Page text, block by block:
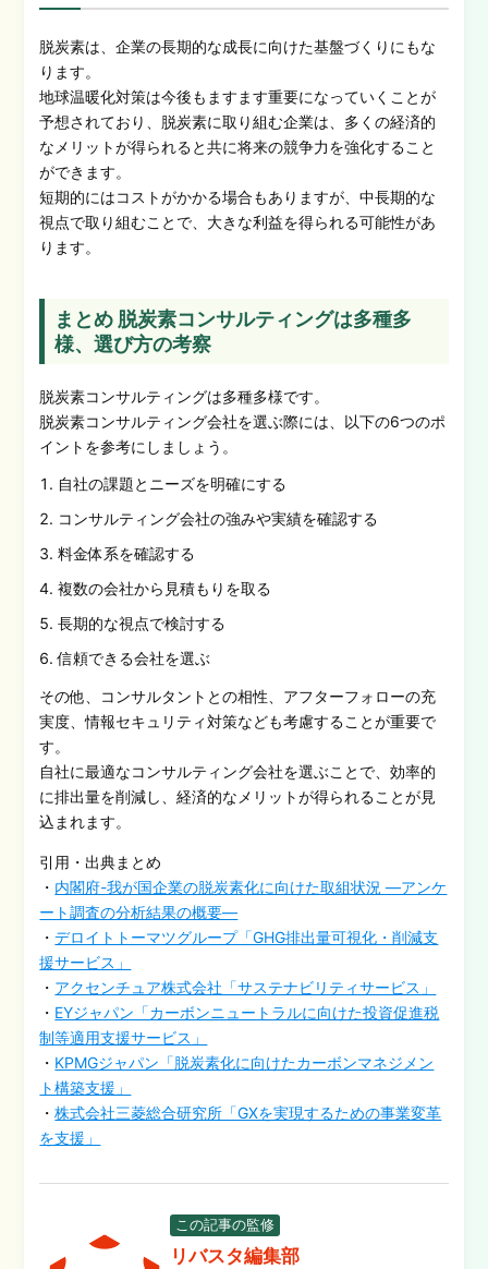
脱炭素は、企業の長期的な成長に向けた基盤づくりにもな
ります。
地球温暖化対策は今後もますます重要になっていくことが
予想されており、脱炭素に取り組む企業は、多くの経済的
なメリットが得られると共に将来の競争力を強化すること
ができます。
短期的にはコストがかかる場合もありますが、中長期的な
視点で取り組むことで、大きな利益を得られる可能性があ
ります。
まとめ 脱炭素コンサルティングは多種多
様、選び方の考察
脱炭素コンサルティングは多種多様です。
脱炭素コンサルティング会社を選ぶ際には、以下の6つのポ
イントを参考にしましょう。
自社の課題とニーズを明確にする
コンサルティング会社の強みや実績を確認する
料金体系を確認する
複数の会社から見積もりを取る
長期的な視点で検討する
信頼できる会社を選ぶ
その他、コンサルタントとの相性、アフターフォローの充
実度、情報セキュリティ対策なども考慮することが重要で
す。
自社に最適なコンサルティング会社を選ぶことで、効率的
に排出量を削減し、経済的なメリットが得られることが見
込まれます。
引用・出典まとめ
・ 内閣府-我が国企業の脱炭素化に向けた取組状況 ―アンケ
ート調査の分析結果の概要―
・デロイトトーマツグループ「GHG排出量可視化・削減支
援サービス」
・ アクセンチュア株式会社「サステナビリティサービス」
・ EYジャパン「カーボンニュートラルに向けた投資促進税
制等適用支援サービス」
・ KPMGジャパン「脱炭素化に向けたカーボンマネジメン
ト構築支援」
・株式会社三菱総合研究所「GXを実現するための事業変革
を支援」
この記事の監修
リバスタ編集部